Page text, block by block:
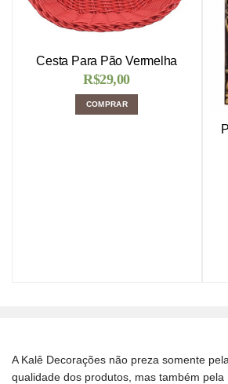
Cesta Para Pão Vermelha
R$29,00
COMPRAR
A Kalê Decorações não preza somente pela
qualidade dos produtos, mas também pela